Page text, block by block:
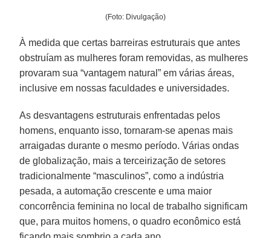
(Foto: Divulgação)
À medida que certas barreiras estruturais que antes
obstruíam as mulheres foram removidas, as mulheres
provaram sua “vantagem natural” em várias áreas,
inclusive em nossas faculdades e universidades.
As desvantagens estruturais enfrentadas pelos
homens, enquanto isso, tornaram-se apenas mais
arraigadas durante o mesmo período. Várias ondas
de globalização, mais a terceirização de setores
tradicionalmente “masculinos”, como a indústria
pesada, a automação crescente e uma maior
concorrência feminina no local de trabalho significam
que, para muitos homens, o quadro econômico está